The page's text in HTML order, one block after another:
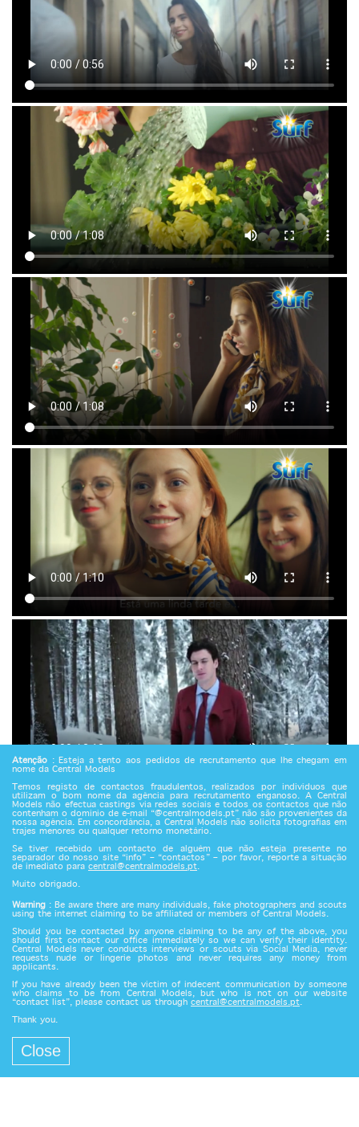
Atenção : Esteja a tento aos pedidos de recrutamento que lhe chegam em
nome da Central Models
Temos registo de contactos fraudulentos, realizados por indivíduos que
utilizam o bom nome da agência para recrutamento enganoso. A Central
Models não efectua castings via redes sociais e todos os contactos que não
contenham o domínio de e-mail “@centralmodels.pt” não são provenientes da
nossa agência. Em concordância, a Central Models não solicita fotografias em
trajes menores ou qualquer retorno monetário.
Se tiver recebido um contacto de alguém que não esteja presente no
separador do nosso site “info” – “contactos” – por favor, reporte a situação
de imediato para central@centralmodels.pt.
Muito obrigado.
Warning : Be aware there are many individuals, fake photographers and scouts
using the internet claiming to be affiliated or members of Central Models.
Should you be contacted by anyone claiming to be any of the above, you
should first contact our office immediately so we can verify their identity.
Central Models never conducts interviews or scouts via Social Media, never
requests nude or lingerie photos and never requires any money from
applicants.
If you have already been the victim of indecent communication by someone
who claims to be from Central Models, but who is not on our website
“contact list”, please contact us through central@centralmodels.pt.
Thank you.
Close